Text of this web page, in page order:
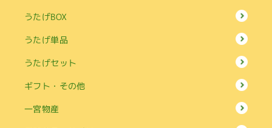
うたげBOX
うたげ単品
うたげセット
ギフト・その他
一宮物産